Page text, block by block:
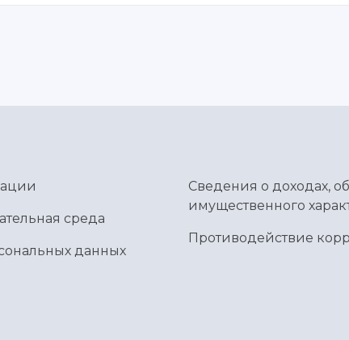
среда
данных
Сведения о доходах,
имущественного
Противодействие